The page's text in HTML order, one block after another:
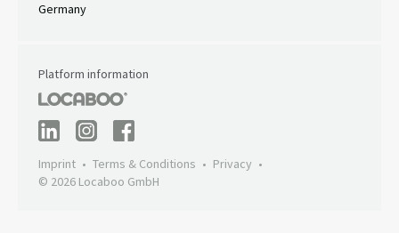
Germany
Platform information
Imprint Terms & Conditions
Privacy
© 2026 Locaboo GmbH